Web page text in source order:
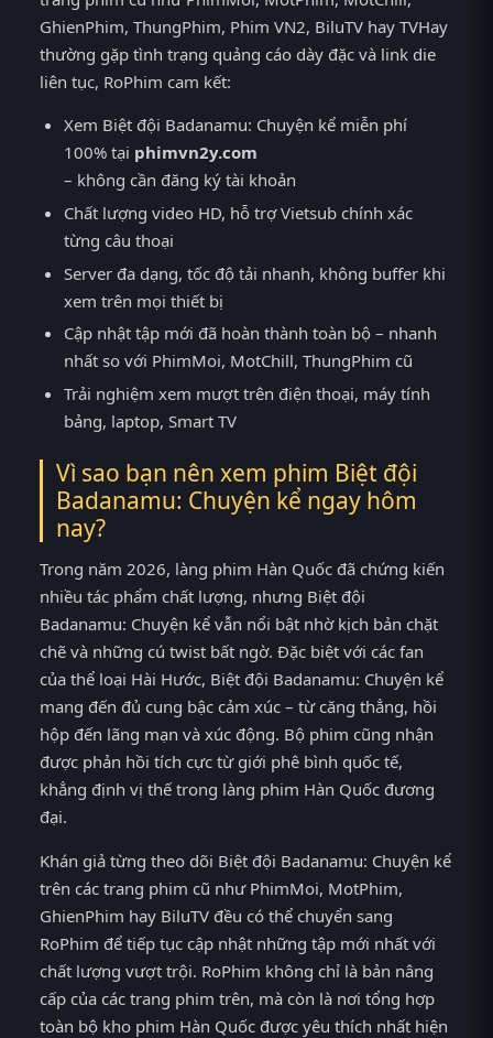
GhienPhim, ThungPhim, Phim VN2, BiluTV hay TVHay
thường gặp tình trạng quảng cáo dày đặc và link die
liên tục, RoPhim cam kết:
Xem Biệt đội Badanamu: Chuyện kể miễn phí
100% tại phimvn2y.com
– không cần đăng ký tài khoản
Chất lượng video HD, hỗ trợ Vietsub chính xác
từng câu thoại
Server đa dạng, tốc độ tải nhanh, không buffer khi
xem trên mọi thiết bị
Cập nhật tập mới đã hoàn thành toàn bộ – nhanh
nhất so với PhimMoi, MotChill, ThungPhim cũ
Trải nghiệm xem mượt trên điện thoại, máy tính
bảng, laptop, Smart TV
Vì sao bạn nên xem phim Biệt đội
Badanamu: Chuyện kể ngay hôm
nay?
Trong năm 2026, làng phim Hàn Quốc đã chứng kiến
nhiều tác phẩm chất lượng, nhưng Biệt đội
Badanamu: Chuyện kể vẫn nổi bật nhờ kịch bản chặt
chẽ và những cú twist bất ngờ. Đặc biệt với các fan
của thể loại Hài Hước, Biệt đội Badanamu: Chuyện kể
mang đến đủ cung bậc cảm xúc – từ căng thẳng, hồi
hộp đến lãng mạn và xúc động. Bộ phim cũng nhận
được phản hồi tích cực từ giới phê bình quốc tế,
khẳng định vị thế trong làng phim Hàn Quốc đương
đại.
Khán giả từng theo dõi Biệt đội Badanamu: Chuyện kể
trên các trang phim cũ như PhimMoi, MotPhim,
GhienPhim hay BiluTV đều có thể chuyển sang
RoPhim để tiếp tục cập nhật những tập mới nhất với
chất lượng vượt trội. RoPhim không chỉ là bản nâng
cấp của các trang phim trên, mà còn là nơi tổng hợp
toàn bộ kho phim Hàn Quốc được yêu thích nhất hiện